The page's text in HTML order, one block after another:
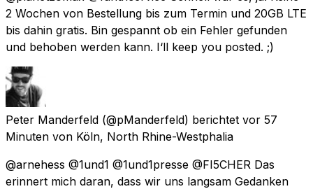
2 Wochen von Bestellung bis zum Termin und 20GB LTE
bis dahin gratis. Bin gespannt ob ein Fehler gefunden
und behoben werden kann. I‘ll keep you posted. ;)
Peter Manderfeld (@pManderfeld) berichtet vor 57
Minuten von Köln, North Rhine-Westphalia
@arnehess @1und1 @1und1presse @FI5CHER Das
erinnert mich daran, dass wir uns langsam Gedanken